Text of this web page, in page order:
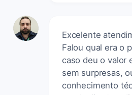
Excelente
Falou qual era o
caso deu o valor
sem surpresas,
conhecimento